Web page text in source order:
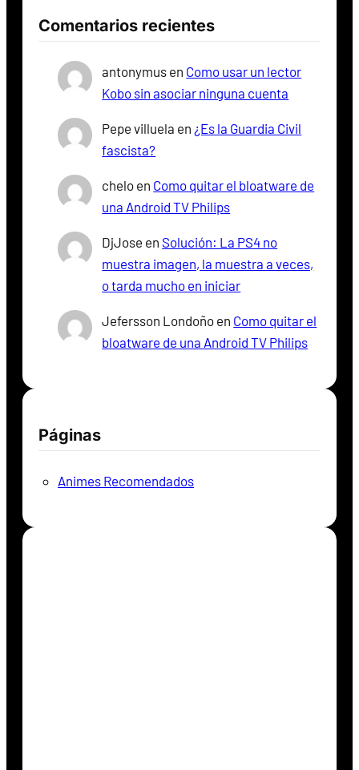
Comentarios recientes
antonymus en Como usar un lector
Kobo sin asociar ninguna cuenta
Pepe villuela en ¿Es la Guardia Civil
fascista?
chelo en Como quitar el bloatware de
una Android TV Philips
DjJose en Solución: La PS4 no
muestra imagen, la muestra a veces,
o tarda mucho en iniciar
Jefersson Londoño en Como quitar el
bloatware de una Android TV Philips
Páginas
Animes Recomendados